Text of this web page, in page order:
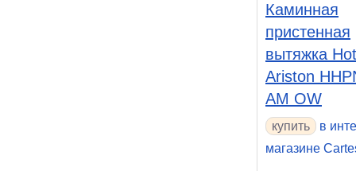
Каминная
пристенная
вытяжка
Ariston
AM OW
в
магазине